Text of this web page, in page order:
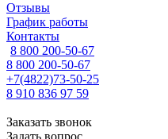
Отзывы
График работы
Контакты
8 800 200-50-67
8 800 200-50-67
+7(4822)73-50-25
8 910 836 97 59
Заказать звонок
Задать вопрос